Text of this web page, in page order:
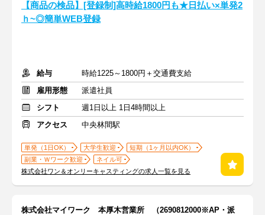
【商品の検品】[登録制]高時給1800円も★日払い×単発2
ｈ~◎簡単WEB登録
給与
時給1225～1800円＋交通費支給
雇用形態
派遣社員
シフト
週1日以上 1日4時間以上
アクセス
中央林間駅
単発（1日OK） 大学生歓迎
短期（1ヶ月以内OK）
副業・Ｗワーク歓迎
ネイル可
株式会社ワン＆オンリーキャスティングの求人一覧を見る
株式会社マイワーク 本厚木営業所 （2690812000※AP・派